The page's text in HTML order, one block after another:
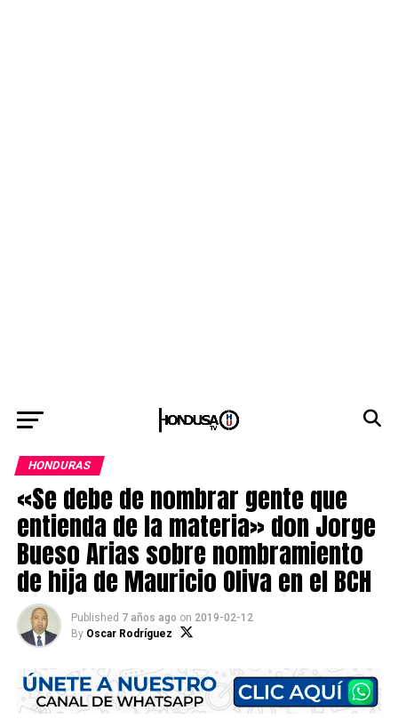
HONDURAS
«Se debe de nombrar gente que
entienda de la materia» don Jorge
Bueso Arias sobre nombramiento
de hija de Mauricio Oliva en el BCH
Published 7 años ago on 2019-02-12
By Oscar Rodríguez